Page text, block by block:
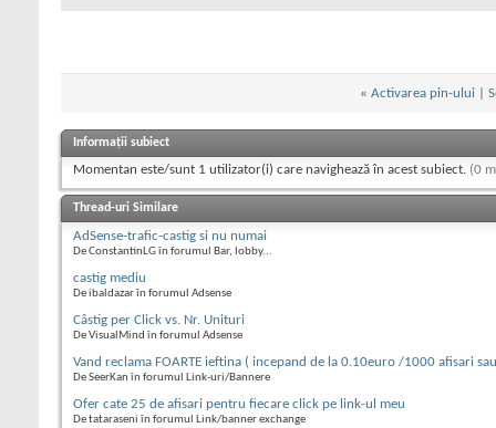
« Activarea pin-ului
Informații subiect
Momentan este/sunt 1 utilizator(i) care navighează în acest subiect. (0
Thread-uri Similare
AdSense-trafic-castig si nu numai
De ConstantinLG în forumul Bar, lobby...
castig mediu
De ibaldazar în forumul Adsense
Câstig per Click vs. Nr. Unituri
De VisualMind în forumul Adsense
Vand reclama FOARTE ieftina ( incepand de la 0.10euro /1000 afisari
De SeerKan în forumul Link-uri/Bannere
Ofer cate 25 de afisari pentru fiecare click pe link-ul meu
De tataraseni în forumul Link/banner exchange